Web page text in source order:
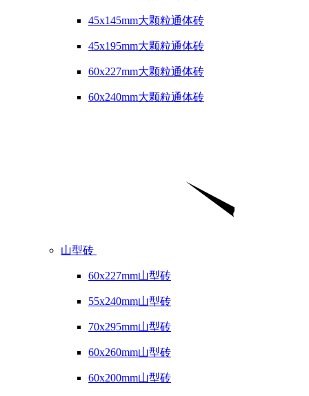
45x145mm大颗粒通体砖
45x195mm大颗粒通体砖
60x227mm大颗粒通体砖
60x240mm大颗粒通体砖
山型砖
60x227mm山型砖
55x240mm山型砖
70x295mm山型砖
60x260mm山型砖
60x200mm山型砖